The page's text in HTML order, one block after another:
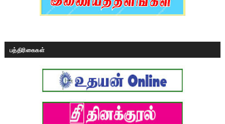
பத்திரிகைகள்